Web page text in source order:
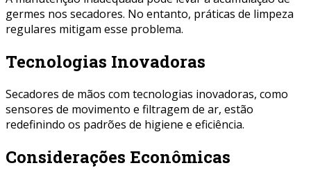
germes nos secadores. No entanto, práticas de limpeza
regulares mitigam esse problema.
Tecnologias Inovadoras
Secadores de mãos com tecnologias inovadoras, como
sensores de movimento e filtragem de ar, estão
redefinindo os padrões de higiene e eficiência.
Considerações Econômicas